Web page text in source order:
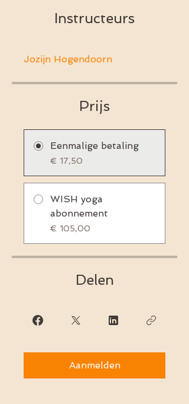
Instructeurs
Jozijn Hogendoorn
Prijs
Eenmalige betaling
€ 17,50
WISH yoga
abonnement
€ 105,00
Delen
Aanmelden